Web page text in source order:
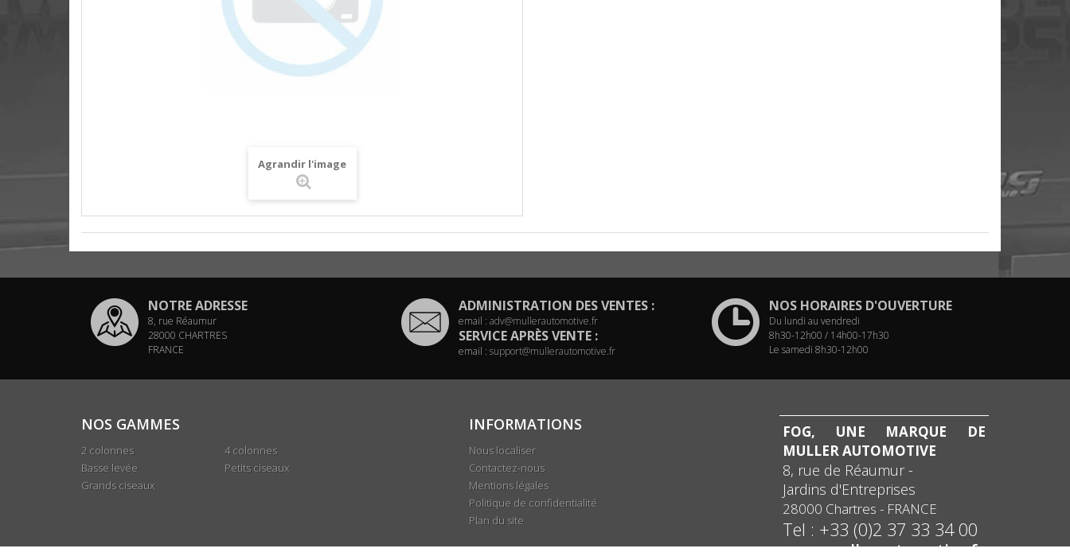
Agrandir l'image
NOTRE ADRESSE
8, rue Réaumur
28000 CHARTRES
FRANCE
ADMINISTRATION DES VENTES :
email : adv@mullerautomotive.fr
SERVICE APRÈS VENTE :
email : support@mullerautomotive.fr
NOS HORAIRES D'OUVERTURE
Du lundi au vendredi
8h30-12h00 / 14h00-17h30
Le samedi 8h30-12h00
NOS GAMMES
2 colonnes
4 colonnes
Basse levée
Petits ciseaux
Grands ciseaux
INFORMATIONS
Nous localiser
Contactez-nous
Mentions légales
Politique de confidentialité
Plan du site
FOG, UNE MARQUE DE
MULLER AUTOMOTIVE
8, rue de Réaumur -
Jardins d'Entreprises
28000 Chartres - FRANCE
Tel : +33 (0)2 37 33 34 00
www.mullerautomotive.fr